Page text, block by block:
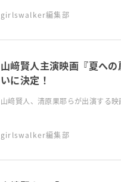
girlswalker編集部
山﨑賢人主演映画『夏へ
いに決定！
山﨑賢人、清原果耶らが出演する
girlswalker編集部